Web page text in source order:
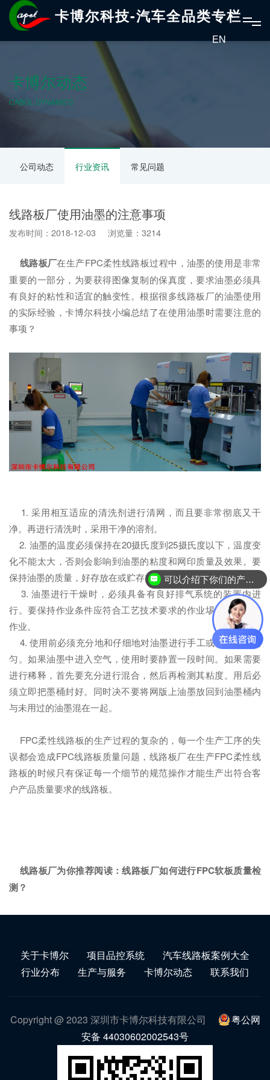
卡博尔科技-汽车全品类专栏
EN
卡博尔动态
CABOL DYNAMICS
公司动态 行业资讯 常见问题
线路板厂使用油墨的注意事项
发布时间：2018-12-03 浏览量：3214
线路板厂在生产FPC柔性线路板过程中，油墨的使用是非常
重要的一部分，为要获得图像复制的保真度，要求油墨必须具
有良好的粘性和适宜的触变性。根据很多线路板厂的油墨使用
的实际经验，卡博尔科技小编总结了在使用油墨时需要注意的
事项？
1. 采用相互适应的清洗剂进行清网，而且要非常彻底又干
净。再进行清洗时，采用干净的溶剂。
2. 油墨的温度必须保持在20摄氏度到25摄氏度以下，温度变
化不能太大，否则会影响到油墨的粘度和网印质量及效果。要
保持油墨的质量，好存放在或贮存在常温的工艺条件下。
3. 油墨进行干燥时，必须具备有良好排气系统的装置内进
行。要保持作业条件应符合工艺技术要求的作业埸地进行网印
作业。
4. 使用前必须充分地和仔细地对油墨进行手工或机械搅拌均
匀。如果油墨中进入空气，使用时要静置一段时间。如果需要
进行稀释，首先要充分进行混合，然后再检测其粘度。用后必
须立即把墨桶封好。同时决不要将网版上油墨放回到油墨桶内
与未用过的油墨混在一起。
FPC柔性线路板的生产过程的复杂的，每一个生产工序的失
误都会造成FPC线路板质量问题，线路板厂在生产FPC柔性线
路板的时候只有保证每一个细节的规范操作才能生产出符合客
户产品质量要求的线路板。
线路板厂为你推荐阅读：线路板厂如何进行FPC软板质量检
测？
关于卡博尔 项目品控系统
汽车线路板案例大全
行业分布
生产与服务 卡博尔动态 联系我们
Copyright @ 2023 深圳市卡博尔科技有限公司
粤公网
安备 44030602002543号
可以介绍下你们的产品么？